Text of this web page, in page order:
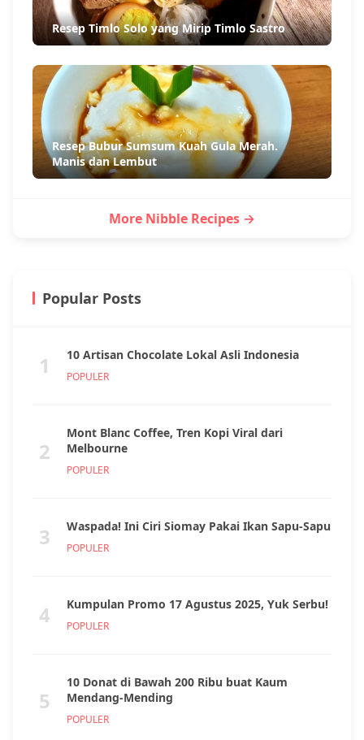
Resep Timlo Solo yang Mirip Timlo Sastro
Resep Bubur Sumsum Kuah Gula Merah.
Manis dan Lembut
More Nibble Recipes →
Popular Posts
1 10 Artisan Chocolate Lokal Asli Indonesia
POPULER
2
Mont Blanc Coffee, Tren Kopi Viral dari
Melbourne
POPULER
3 Waspada! Ini Ciri Siomay Pakai Ikan Sapu-Sapu
POPULER
4 Kumpulan Promo 17 Agustus 2025, Yuk Serbu!
POPULER
5
10 Donat di Bawah 200 Ribu buat Kaum
Mendang-Mending
POPULER